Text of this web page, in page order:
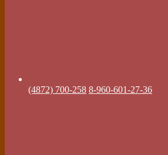
(4872) 700-258 8-960-601-27-36